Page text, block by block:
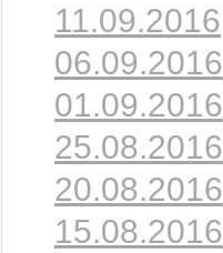
11.09.2016
06.09.2016
01.09.2016
25.08.2016
20.08.2016
15.08.2016